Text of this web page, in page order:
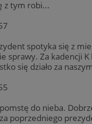
z tym robi...
spotyka się z
sprawy. Za kadencji K
się działo za
pomstę do nieba.
poprzedniego